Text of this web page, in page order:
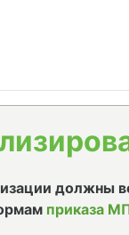
должны
приказа